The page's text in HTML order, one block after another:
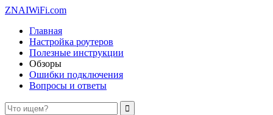
ZNAIWiFi.com
Главная
Настройка роутеров
Полезные инструкции
Обзоры
Ошибки подключения
Вопросы и ответы